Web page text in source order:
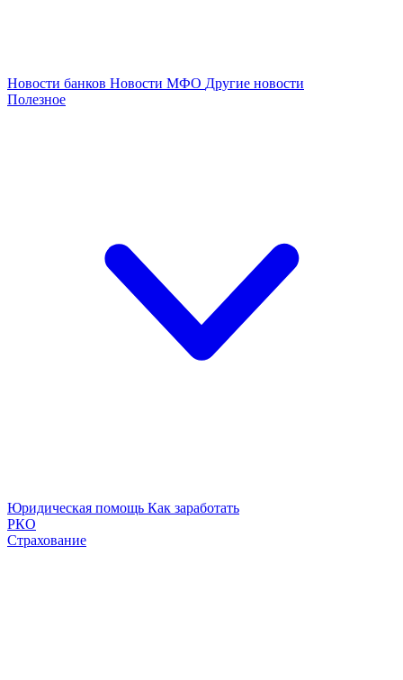
Новости банков Новости МФО Другие новости
Полезное
Юридическая помощь Как заработать
РКО
Страхование